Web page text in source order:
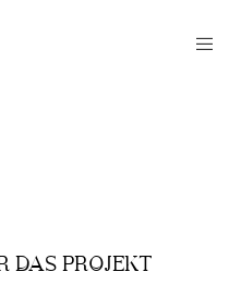
DAS PROJEKT